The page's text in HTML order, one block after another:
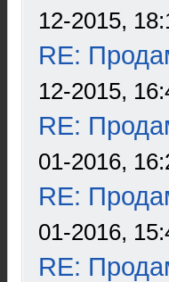
12-2015,
RE:
12-2015,
RE:
01-2016,
RE:
01-2016,
RE: